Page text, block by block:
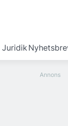
Juridik